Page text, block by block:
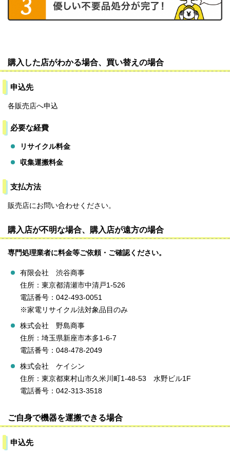
購入した店がわかる場合、買い替えの場合
申込先
各販売店へ申込
必要な経費
リサイクル料金
収集運搬料金
支払方法
販売店にお問い合わせください。
購入店が不明な場合、購入店が遠方の場合
専門処理業者に料金等ご依頼・ご確認ください。
有限会社 渋谷商事
住所：東京都清瀬市中清戸1-526
電話番号：042-493-0051
※家電リサイクル法対象品目のみ
株式会社 野島商事
住所：埼玉県新座市本多1-6-7
電話番号：048-478-2049
株式会社 ケイシン
住所：東京都東村山市久米川町1-48-53 水野ビル1F
電話番号：042-313-3518
ご自身で機器を運搬できる場合
申込先